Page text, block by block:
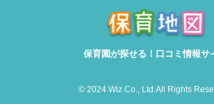
保育園が探せる！口コミ情報サ
© 2024 Wiz Co., Ltd.All Rights